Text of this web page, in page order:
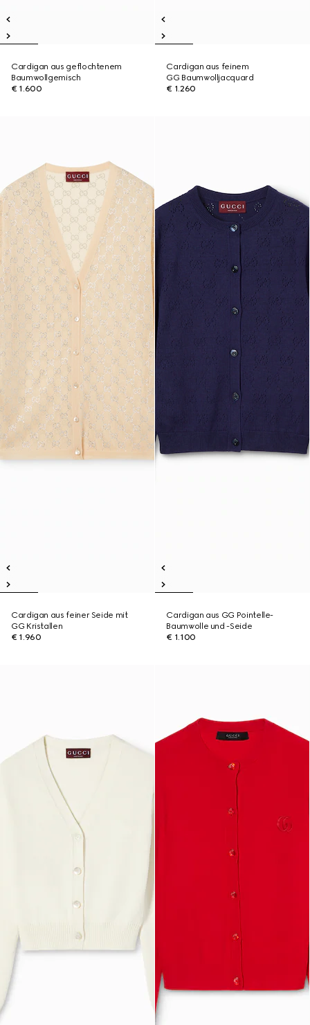
Cardigan aus geflochtenem
Baumwollgemisch
€ 1.600
Cardigan aus feinem
GG Baumwolljacquard
€ 1.260
Cardigan aus feiner Seide mit
GG Kristallen
€ 1.960
Cardigan aus GG Pointelle-
Baumwolle und -Seide
€ 1.100